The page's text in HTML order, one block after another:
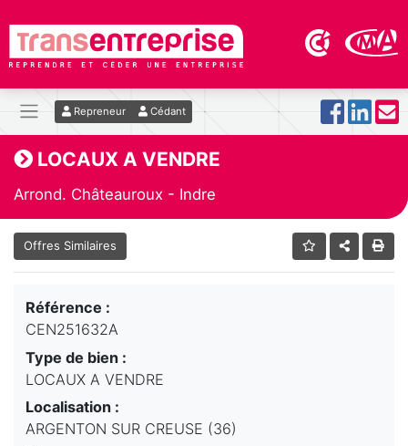
Repreneur Cédant
LOCAUX A VENDRE
Arrond. Châteauroux - Indre
Offres Similaires
Référence :
CEN251632A
Type de bien :
LOCAUX A VENDRE
Localisation :
ARGENTON SUR CREUSE (36)